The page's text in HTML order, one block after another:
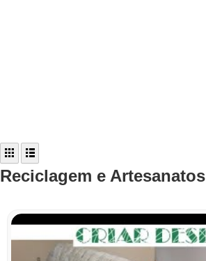
Reciclagem e Artesanatos